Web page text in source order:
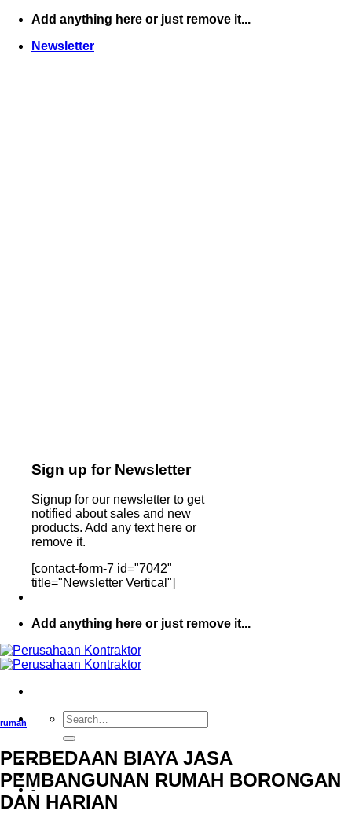
Skip
content
Add anything here or just remove it...
Newsletter
Sign up for Newsletter
Signup for our newsletter to get
notified about sales and new
products. Add any text here or
remove it.
[contact-form-7 id="7042"
title="Newsletter Vertical"]
Add anything here or just remove it...
-
-
rumah
PERBEDAAN BIAYA JASA
PEMBANGUNAN RUMAH BORONGAN
DAN HARIAN